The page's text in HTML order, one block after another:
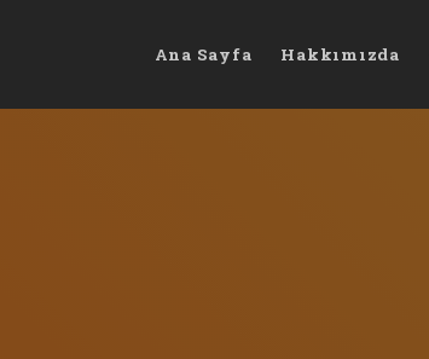
Ana Sayfa Hakkımızda